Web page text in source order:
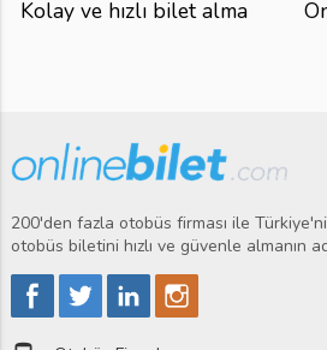
Kolay ve hızlı bilet alma
200'den fazla otobüs firması ile
otobüs biletini hızlı ve güvenle almanın